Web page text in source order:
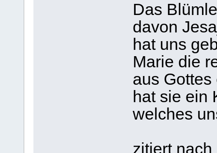
Das
davon
hat uns
Marie die
aus
hat sie ein
welches
zitiert